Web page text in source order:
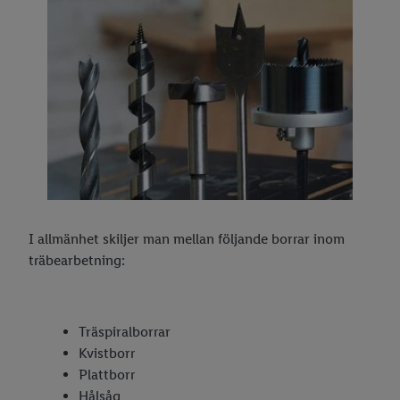
I allmänhet skiljer man mellan följande borrar inom
träbearbetning:
Träspiralborrar
Kvistborr
Plattborr
Hålsåg